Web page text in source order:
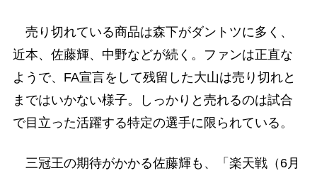
売り切れている商品は森下がダントツに多く、
近本、佐藤輝、中野などが続く。ファンは正直な
ようで、FA宣言をして残留した大山は売り切れと
まではいかない様子。しっかりと売れるのは試合
で目立った活躍する特定の選手に限られている。
三冠王の期待がかかる佐藤輝も、「楽天戦（6月